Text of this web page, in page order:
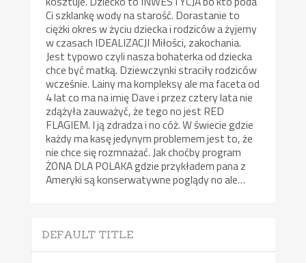
Ci szklankę wody na starość. Dorastanie to
ciężki okres w życiu dziecka i rodziców a żyjemy
w czasach IDEALIZACJI Miłości, zakochania.
Jest typowo czyli nasza bohaterka od dziecka
chce być matką. Dziewczynki straciły rodziców
wcześnie. Lainy ma kompleksy ale ma faceta od
4 lat co ma na imię Dave i przez cztery lata nie
zdążyła zauważyć, że tego no jest RED
FLAGIEM. I ją zdradza i no cóż. W świecie gdzie
każdy ma kasę jedynym problemem jest to, że
nie chce się rozmnażać. Jak choćby program
ŻONA DLA POLAKA gdzie przykładem pana z
Ameryki są konserwatywne poglądy no ale…
DEFAULT TITLE